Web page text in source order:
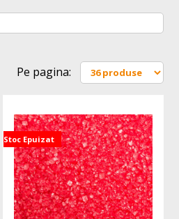
Pe pagina:
Stoc Epuizat